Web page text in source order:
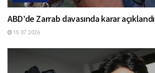
ABD’de Zarrab davasında karar açıklandı
15.07.2026